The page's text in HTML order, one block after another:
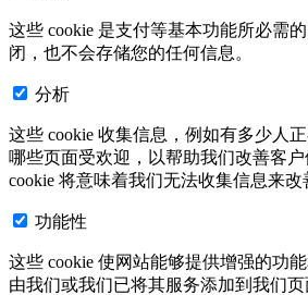
这些 cookie 是支付等基本功能所必需
闭，也不会存储您的任何信息。
分析
这些 cookie 收集信息，例如有多少人
哪些页面受欢迎，以帮助我们改善客
cookie 将意味着我们无法收集信息来改
功能性
这些 cookie 使网站能够提供增强的功
由我们或我们已将其服务添加到我们